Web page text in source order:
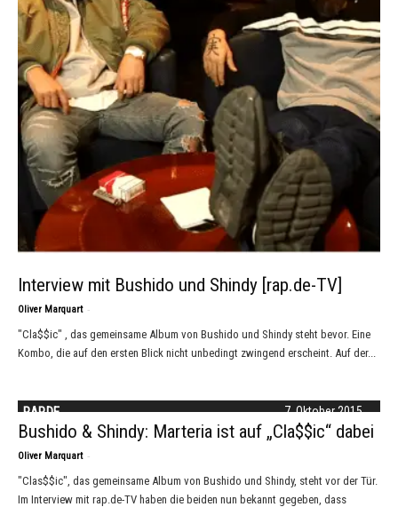
Interview mit Bushido und Shindy [rap.de-TV]
Oliver Marquart -
"Cla$$ic" , das gemeinsame Album von Bushido und Shindy steht bevor. Eine
Kombo, die auf den ersten Blick nicht unbedingt zwingend erscheint. Auf der...
7. Oktober 2015
RAP.DE
Bushido & Shindy: Marteria ist auf „Cla$$ic“ dabei
Oliver Marquart -
"Clas$$ic", das gemeinsame Album von Bushido und Shindy, steht vor der Tür.
Im Interview mit rap.de-TV haben die beiden nun bekannt gegeben, dass